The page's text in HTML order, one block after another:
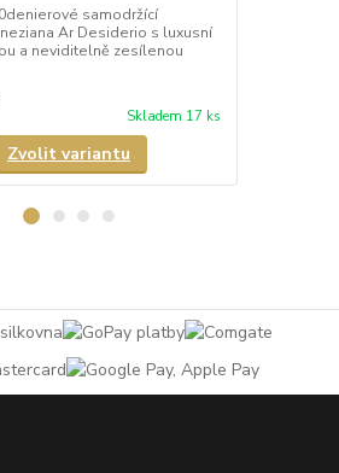
samodržící
Ar Desiderio s luxusní
a neviditelně zesílenou
Skladem 17 ks
Zvolit variantu